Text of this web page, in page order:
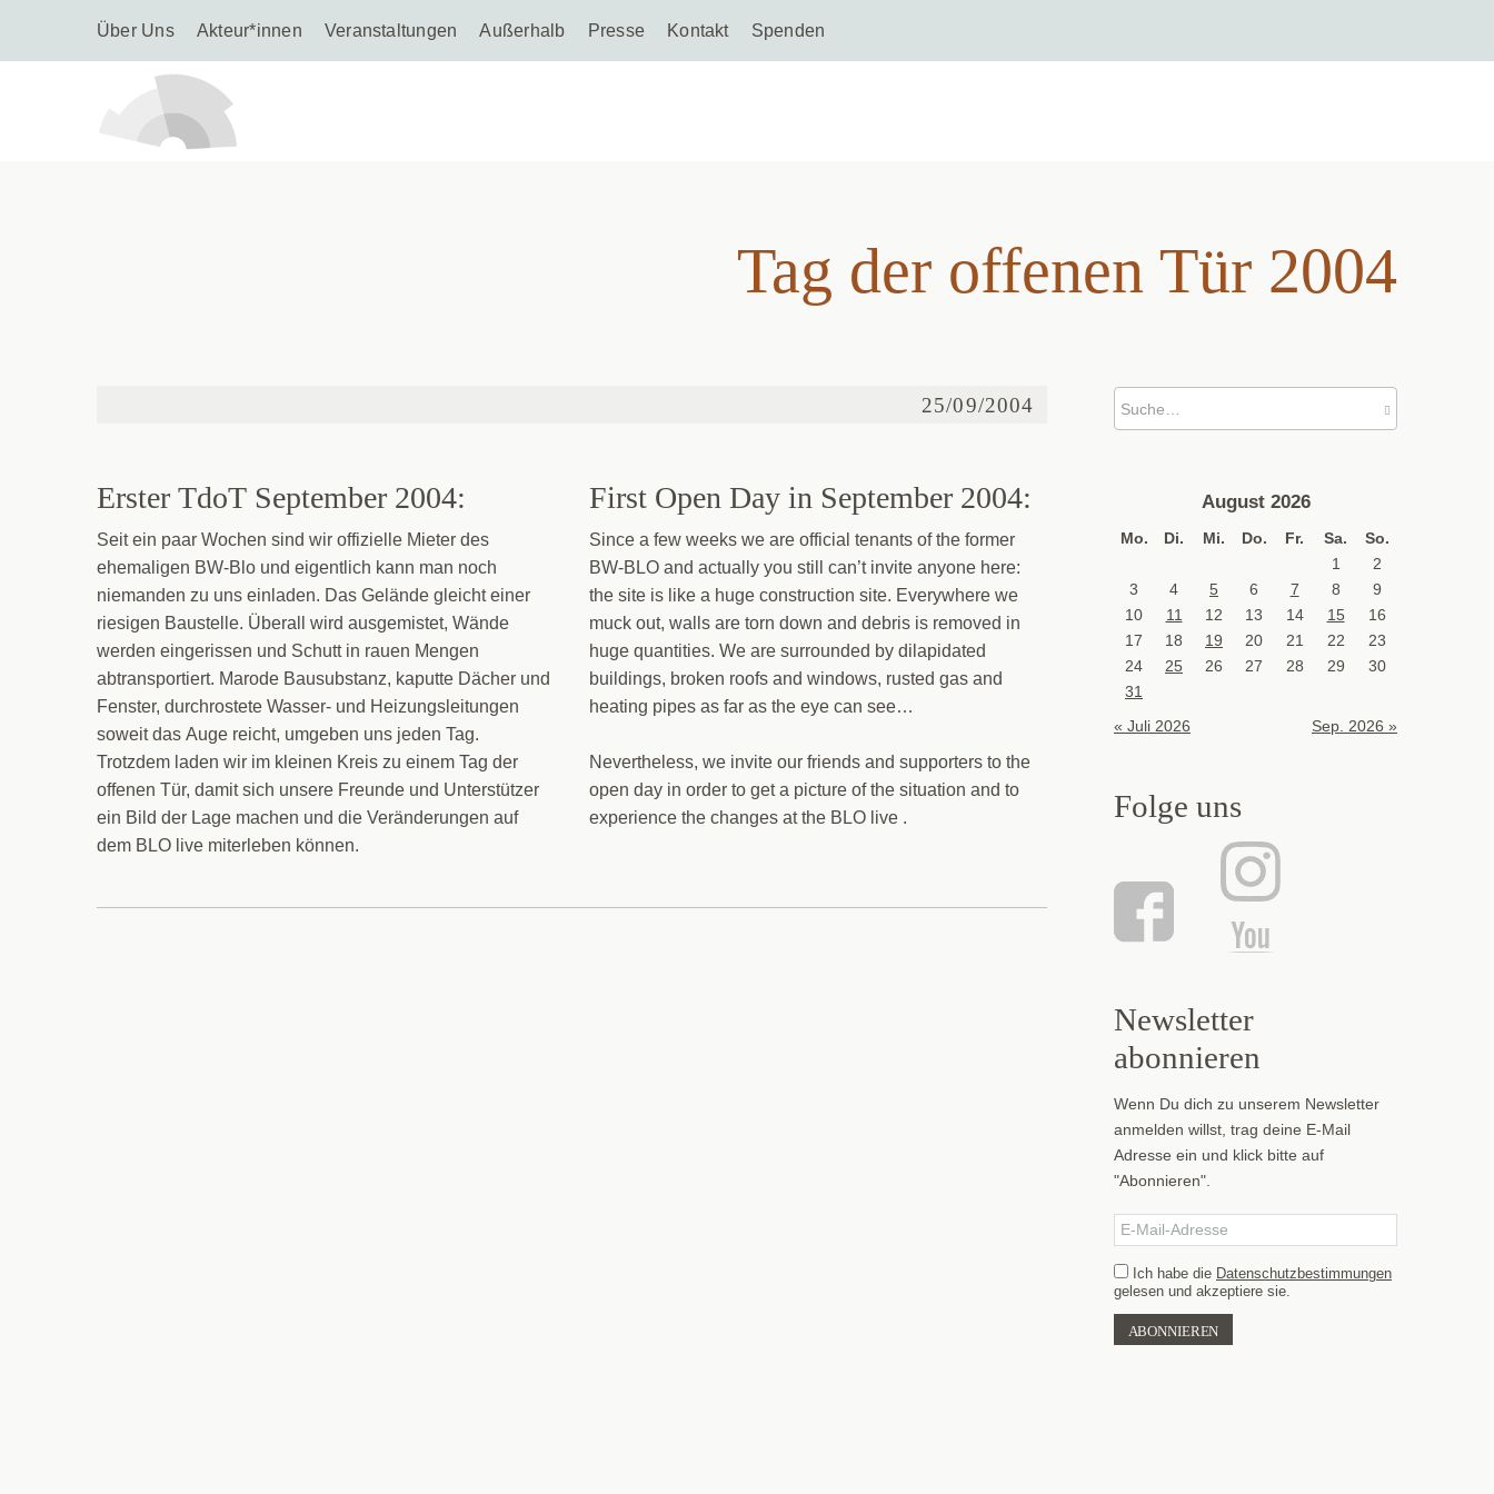
Über Uns Akteur*innen Veranstaltungen Außerhalb Presse Kontakt Spenden
Tag der offenen Tür 2004
25/09/2004
Erster TdoT September 2004:
Seit ein paar Wochen sind wir offizielle Mieter des
ehemaligen BW-Blo und eigentlich kann man noch
niemanden zu uns einladen. Das Gelände gleicht einer
riesigen Baustelle. Überall wird ausgemistet, Wände
werden eingerissen und Schutt in rauen Mengen
abtransportiert. Marode Bausubstanz, kaputte Dächer und
Fenster, durchrostete Wasser- und Heizungsleitungen
soweit das Auge reicht, umgeben uns jeden Tag.
Trotzdem laden wir im kleinen Kreis zu einem Tag der
offenen Tür, damit sich unsere Freunde und Unterstützer
ein Bild der Lage machen und die Veränderungen auf
dem BLO live miterleben können.
First Open Day in September 2004:
Since a few weeks we are official tenants of the former
BW-BLO and actually you still can’t invite anyone here:
the site is like a huge construction site. Everywhere we
muck out, walls are torn down and debris is removed in
huge quantities. We are surrounded by dilapidated
buildings, broken roofs and windows, rusted gas and
heating pipes as far as the eye can see…
Nevertheless, we invite our friends and supporters to the
open day in order to get a picture of the situation and to
experience the changes at the BLO live .
August 2026
Mo. Di. Mi. Do. Fr. Sa. So.
« Juli 2026 Sep. 2026 »
1
2
3
4 5 6 7 8
9
10
11 12 13 14 15
16
17
18 19 20 21 22
23
24
25 26 27 28 29
30
31
Folge uns
Newsletter
abonnieren
Wenn Du dich zu unserem Newsletter
anmelden willst, trag deine E-Mail
Adresse ein und klick bitte auf
"Abonnieren".
Ich habe die Datenschutzbestimmungen
gelesen und akzeptiere sie.